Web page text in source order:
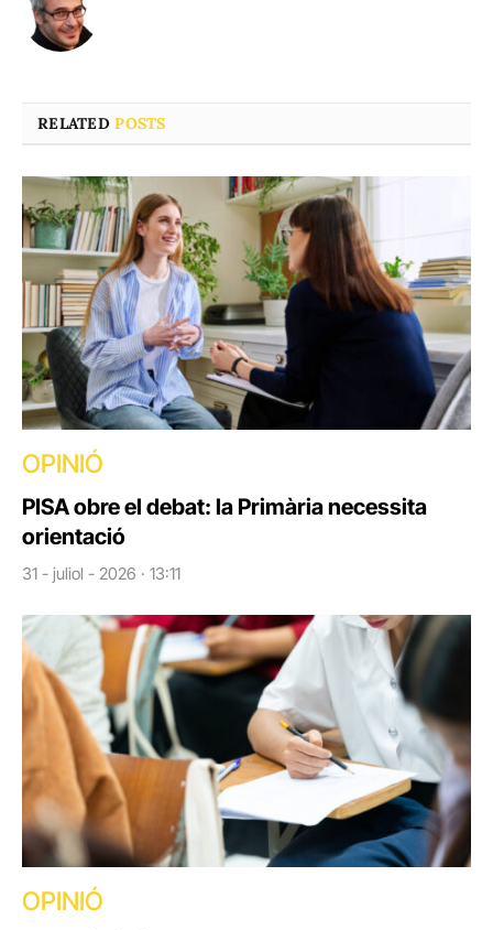
RELATEDPOSTS
OPINIÓ
PISA obre el debat: la Primària necessita
orientació
31 - juliol - 2026 · 13:11
OPINIÓ